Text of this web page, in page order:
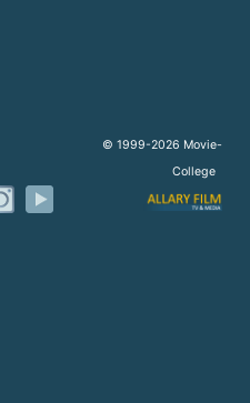
© 1999-2026 Movie-
College